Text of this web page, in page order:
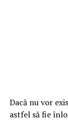
Dacă nu vor
astfel să fie